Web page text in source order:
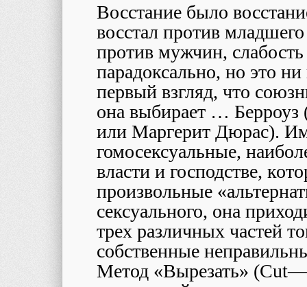
Восстание было
восстал против
против мужчин,
парадоксально, но это
первый взгляд, что
она выбирает … Берроуз
или Маргерит Дюрас).
гомосексуальные,
власти и господстве,
произвольные
сексуального, она
трех различных частей
собственные
Метод «Вырезать» (Cut—